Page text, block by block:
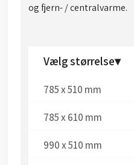
og fjern- / centralvarme.
Vælg størrelse▾
785 x 510 mm​
785 x 610 mm
990 x 510 mm